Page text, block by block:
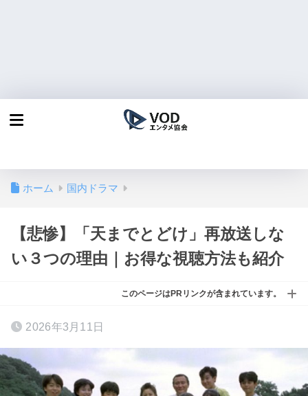
ホーム 国内ドラマ
【悲惨】「天までとどけ」再放送しな
い３つの理由｜お得な視聴方法も紹介
このページはPRリンクが含まれています。
2026年3月11日